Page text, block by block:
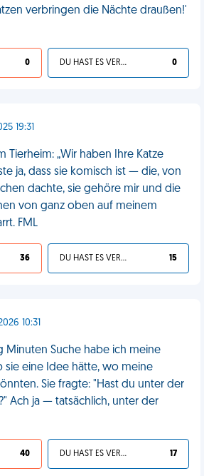
verbringen die Nächte draußen!'
0 DU HAST ES VERDIENT 0
19:31
Tierheim: „Wir haben Ihre Katze
ja, dass sie komisch ist — die, von
dachte, sie gehöre mir und die
von ganz oben auf meinem
FML
36 DU HAST ES VERDIENT 15
10:31
Minuten Suche habe ich meine
sie eine Idee hätte, wo meine
Sie fragte: "Hast du unter der
Ach ja — tatsächlich, unter der
40 DU HAST ES VERDIENT 17